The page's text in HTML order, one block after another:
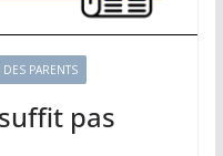
PARENTS
pas